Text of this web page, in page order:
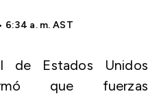
6:34 a. m. AST
de Estados Unidos
que fuerzas